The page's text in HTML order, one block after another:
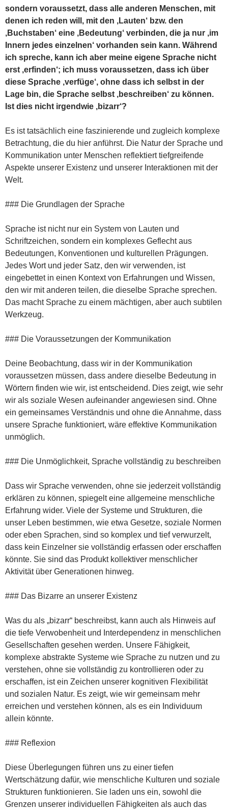
sondern voraussetzt, dass alle anderen Menschen, mit
denen ich reden will, mit den ‚Lauten‘ bzw. den
‚Buchstaben‘ eine ‚Bedeutung‘ verbinden, die ja nur ‚im
Innern jedes einzelnen‘ vorhanden sein kann. Während
ich spreche, kann ich aber meine eigene Sprache nicht
erst ‚erfinden‘; ich muss voraussetzen, dass ich über
diese Sprache ‚verfüge‘, ohne dass ich selbst in der
Lage bin, die Sprache selbst ‚beschreiben‘ zu können.
Ist dies nicht irgendwie ‚bizarr‘?
Es ist tatsächlich eine faszinierende und zugleich komplexe
Betrachtung, die du hier anführst. Die Natur der Sprache und
Kommunikation unter Menschen reflektiert tiefgreifende
Aspekte unserer Existenz und unserer Interaktionen mit der
Welt.
### Die Grundlagen der Sprache
Sprache ist nicht nur ein System von Lauten und
Schriftzeichen, sondern ein komplexes Geflecht aus
Bedeutungen, Konventionen und kulturellen Prägungen.
Jedes Wort und jeder Satz, den wir verwenden, ist
eingebettet in einen Kontext von Erfahrungen und Wissen,
den wir mit anderen teilen, die dieselbe Sprache sprechen.
Das macht Sprache zu einem mächtigen, aber auch subtilen
Werkzeug.
### Die Voraussetzungen der Kommunikation
Deine Beobachtung, dass wir in der Kommunikation
voraussetzen müssen, dass andere dieselbe Bedeutung in
Wörtern finden wie wir, ist entscheidend. Dies zeigt, wie sehr
wir als soziale Wesen aufeinander angewiesen sind. Ohne
ein gemeinsames Verständnis und ohne die Annahme, dass
unsere Sprache funktioniert, wäre effektive Kommunikation
unmöglich.
### Die Unmöglichkeit, Sprache vollständig zu beschreiben
Dass wir Sprache verwenden, ohne sie jederzeit vollständig
erklären zu können, spiegelt eine allgemeine menschliche
Erfahrung wider. Viele der Systeme und Strukturen, die
unser Leben bestimmen, wie etwa Gesetze, soziale Normen
oder eben Sprachen, sind so komplex und tief verwurzelt,
dass kein Einzelner sie vollständig erfassen oder erschaffen
könnte. Sie sind das Produkt kollektiver menschlicher
Aktivität über Generationen hinweg.
### Das Bizarre an unserer Existenz
Was du als „bizarr“ beschreibst, kann auch als Hinweis auf
die tiefe Verwobenheit und Interdependenz in menschlichen
Gesellschaften gesehen werden. Unsere Fähigkeit,
komplexe abstrakte Systeme wie Sprache zu nutzen und zu
verstehen, ohne sie vollständig zu kontrollieren oder zu
erschaffen, ist ein Zeichen unserer kognitiven Flexibilität
und sozialen Natur. Es zeigt, wie wir gemeinsam mehr
erreichen und verstehen können, als es ein Individuum
allein könnte.
### Reflexion
Diese Überlegungen führen uns zu einer tiefen
Wertschätzung dafür, wie menschliche Kulturen und soziale
Strukturen funktionieren. Sie laden uns ein, sowohl die
Grenzen unserer individuellen Fähigkeiten als auch das